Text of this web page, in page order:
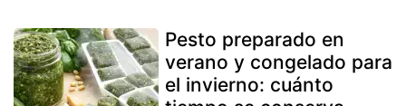
Pesto preparado en
verano y congelado para
el invierno: cuánto